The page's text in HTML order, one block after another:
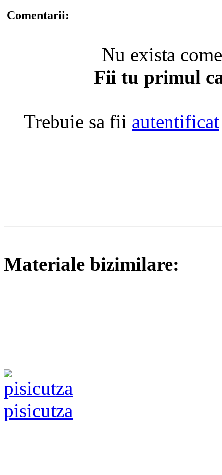
Comentarii:
Nu exista
Fii tu primul
Trebuie sa fii autentificat
Materiale bizimilare:
pisicutza